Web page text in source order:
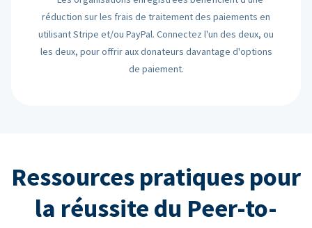
réduction sur les frais de traitement des paiements en
utilisant Stripe et/ou PayPal. Connectez l'un des deux, ou
les deux, pour offrir aux donateurs davantage d'options
de paiement.
Ressources pratiques pour
la réussite du Peer-to-